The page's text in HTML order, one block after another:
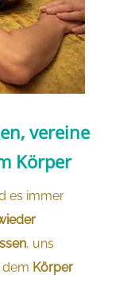
vereine
Körper
es immer
, uns
Körper